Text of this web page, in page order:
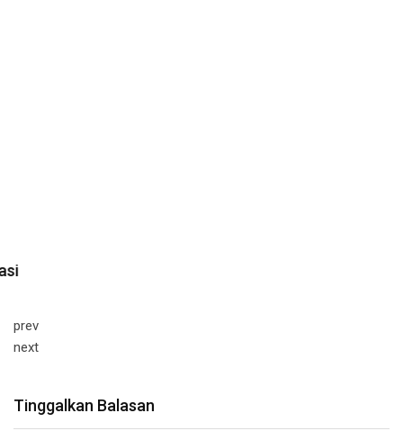
prev
next
Tinggalkan Balasan